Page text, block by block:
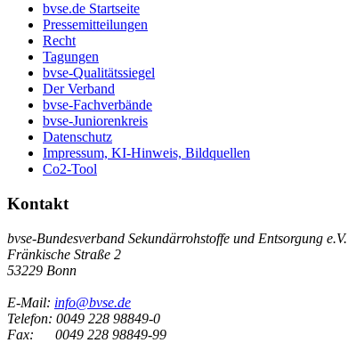
bvse.de Startseite
Pressemitteilungen
Recht
Tagungen
bvse-Qualitätssiegel
Der Verband
bvse-Fachverbände
bvse-Juniorenkreis
Datenschutz
Impressum, KI-Hinweis, Bildquellen
Co2-Tool
Kontakt
bvse-Bundesverband Sekundärrohstoffe und Entsorgung e.V.
Fränkische Straße 2
53229 Bonn
E-Mail: info@bvse.de
Telefon: 0049 228 98849-0
Fax: 0049 228 98849-99